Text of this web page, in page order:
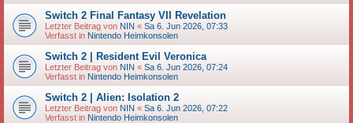
Switch 2 Final Fantasy VII Revelation
Letzter Beitrag von NIN « Sa 6. Jun 2026, 07:33
Verfasst in Nintendo Heimkonsolen
Switch 2 | Resident Evil Veronica
Letzter Beitrag von NIN « Sa 6. Jun 2026, 07:24
Verfasst in Nintendo Heimkonsolen
Switch 2 | Alien: Isolation 2
Letzter Beitrag von NIN « Sa 6. Jun 2026, 07:22
Verfasst in Nintendo Heimkonsolen